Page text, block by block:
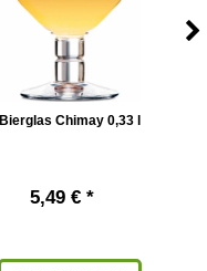
Bierglas Chimay 0,33 l
5,49 € *